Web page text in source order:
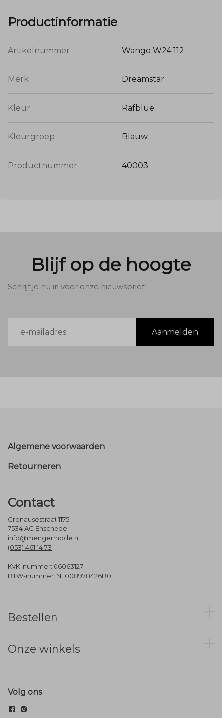
Productinformatie
Artikelnummer Wango W24 112
Merk Dreamstar
Kleur Rafblue
Kleurgroep Blauw
Productnummer 40003
Blijf op de hoogte
Schrijf je nu in voor onze nieuwsbrief
mailadres
Aanmelden
Footer
Algemene voorwaarden
Retourneren
Contact
Gronausestraat 1175
7534 AG Enschede
info@mengermode.nl
(053) 461 14 73
KvK-nummer: 06063127
BTW-nummer: NL008978426B01
Bestellen
Onze winkels
Volg ons